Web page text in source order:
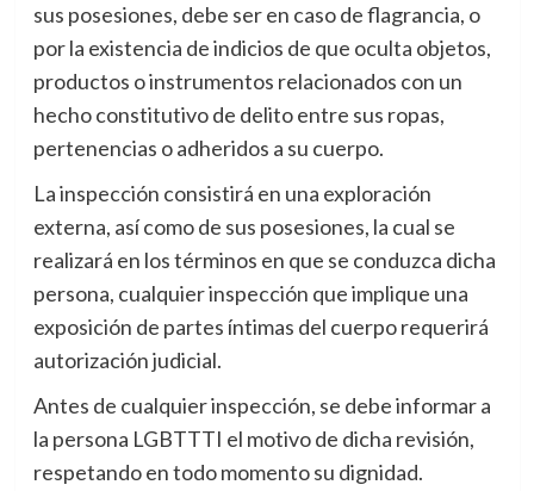
sus posesiones, debe ser en caso de flagrancia, o
por la existencia de indicios de que oculta objetos,
productos o instrumentos relacionados con un
hecho constitutivo de delito entre sus ropas,
pertenencias o adheridos a su cuerpo.
La inspección consistirá en una exploración
externa, así como de sus posesiones, la cual se
realizará en los términos en que se conduzca dicha
persona, cualquier inspección que implique una
exposición de partes íntimas del cuerpo requerirá
autorización judicial.
Antes de cualquier inspección, se debe informar a
la persona LGBTTTI el motivo de dicha revisión,
respetando en todo momento su dignidad.